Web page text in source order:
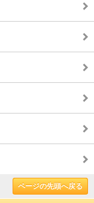
ページの先頭へ戻る